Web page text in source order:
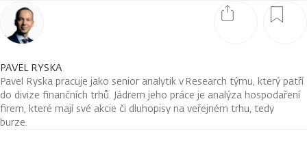
PAVEL RYSKA
Pavel Ryska pracuje jako senior analytik v Research týmu, který patří
do divize finančních trhů. Jádrem jeho práce je analýza hospodaření
firem, které mají své akcie či dluhopisy na veřejném trhu, tedy
burze.